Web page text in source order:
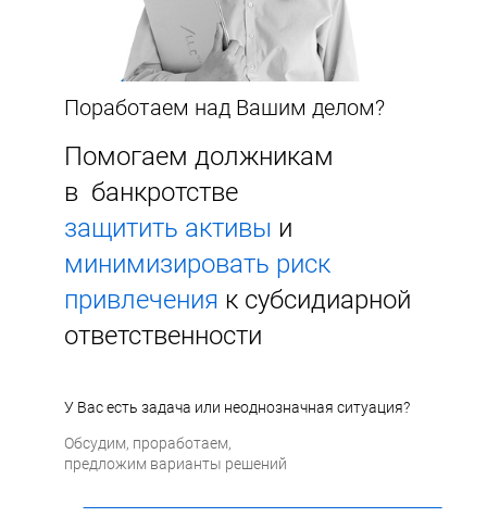
Поработаем над Вашим делом?
Помогаем должникам
в банкротстве
защитить активы и
минимизировать риск
привлечения к субсидиарной
ответственности
У Вас есть задача или неоднозначная ситуация?
Обсудим, проработаем,
предложим варианты решений